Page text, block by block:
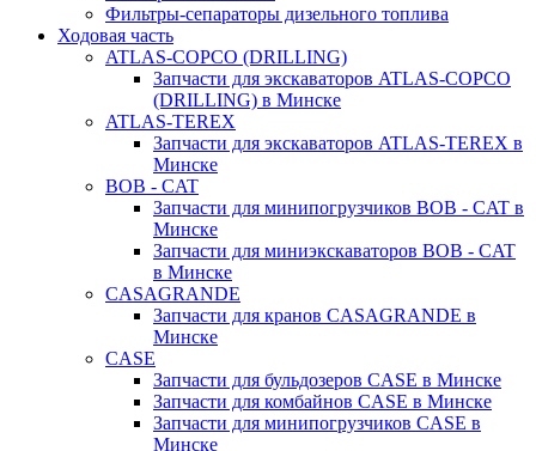
Фильтры-сепараторы дизельного топлива
Ходовая часть
ATLAS-COPCO (DRILLING)
Запчасти для экскаваторов ATLAS-COPCO
(DRILLING) в Минске
ATLAS-TEREX
Запчасти для экскаваторов ATLAS-TEREX в
Минске
BOB - CAT
Запчасти для минипогрузчиков BOB - CAT в
Минске
Запчасти для миниэкскаваторов BOB - CAT
в Минске
CASAGRANDE
Запчасти для кранов CASAGRANDE в
Минске
CASE
Запчасти для бульдозеров CASE в Минске
Запчасти для комбайнов CASE в Минске
Запчасти для минипогрузчиков CASE в
Минске